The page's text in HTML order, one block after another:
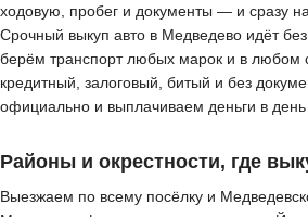
ходовую, пробег и документы — и сразу
Срочный выкуп авто в Медведево идёт
берём транспорт любых марок и в любом
кредитный, залоговый, битый и без
официально и выплачиваем деньги в
Районы и окрестности, где
Выезжаем по всему посёлку и